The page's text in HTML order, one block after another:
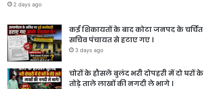
2 days ago
कई शिकायतों के बाद कोटा जनपद के चर्चित
सचिव पंचायत से हटाए गए ।
3 days ago
चोरों के हौसले बुलंद भरी दोपहरी में दो घरों के
तोड़े ताले लाखों की नगदी ले भागे ।